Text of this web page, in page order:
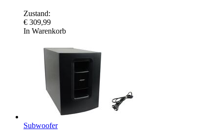
Zustand:
€ 309,99
In Warenkorb
Subwoofer